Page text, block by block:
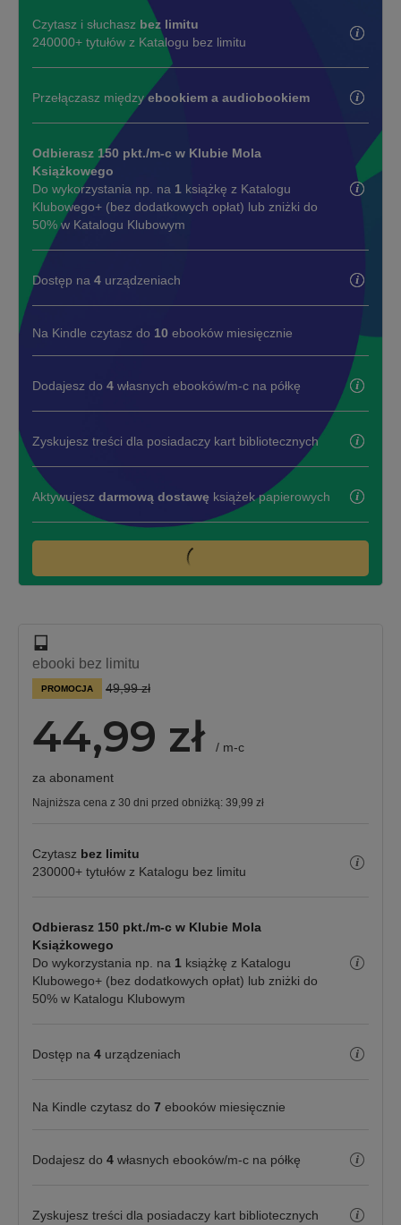
Czytasz i słuchasz bez limitu
240000+ tytułów z Katalogu bez limitu
Przełączasz międzyebookiem a audiobookiem
Odbierasz 150 pkt./m-c w Klubie Mola
Książkowego
Do wykorzystania np. na 1 książkę z Katalogu
Klubowego+ (bez dodatkowych opłat) lub zniżki do
50% w Katalogu Klubowym
Dostęp na 4 urządzeniach
Na Kindle czytasz do 10 ebooków miesięcznie
Dodajesz do 4 własnych ebooków/m-c na półkę
Zyskujesz treści dla posiadaczy kart bibliotecznych
Aktywujesz darmową dostawę książek papierowych
ebooki bez limitu
PROMOCJA 49,99 zł
44,99 zł / m-c
za abonament
Najniższa cena z 30 dni przed obniżką: 39,99 zł
Czytasz bez limitu
230000+ tytułów z Katalogu bez limitu
Odbierasz 150 pkt./m-c w Klubie Mola
Książkowego
Do wykorzystania np. na 1 książkę z Katalogu
Klubowego+ (bez dodatkowych opłat) lub zniżki do
50% w Katalogu Klubowym
Dostęp na 4 urządzeniach
Na Kindle czytasz do 7 ebooków miesięcznie
Dodajesz do 4 własnych ebooków/m-c na półkę
Zyskujesz treści dla posiadaczy kart bibliotecznych